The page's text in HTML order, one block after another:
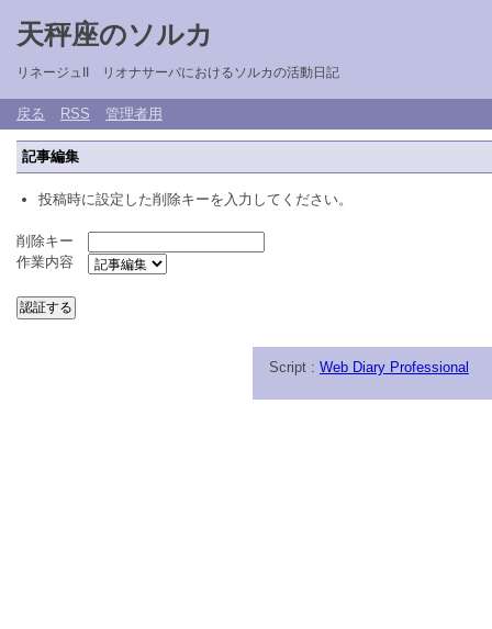
天秤座のソルカ
リネージュII リオナサーバにおけるソルカの活動日記
戻る RSS 管理者用
記事編集
投稿時に設定した削除キーを入力してください。
削除キー
作業内容
Script : Web Diary Professional